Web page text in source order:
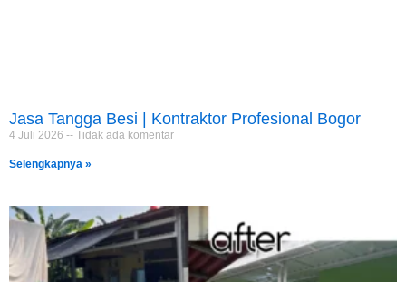
Jasa Tangga Besi | Kontraktor Profesional Bogor
4 Juli 2026 Tidak ada komentar
Selengkapnya »